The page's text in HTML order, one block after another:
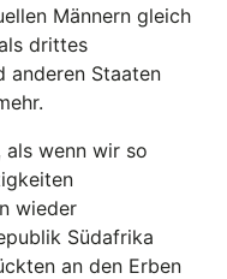
Männern gleich
drittes
anderen Staaten
als wenn wir so
wieder
Südafrika
an den Erben